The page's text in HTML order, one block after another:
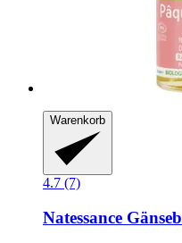
Warenkorb
4.7 (7)
Natessance